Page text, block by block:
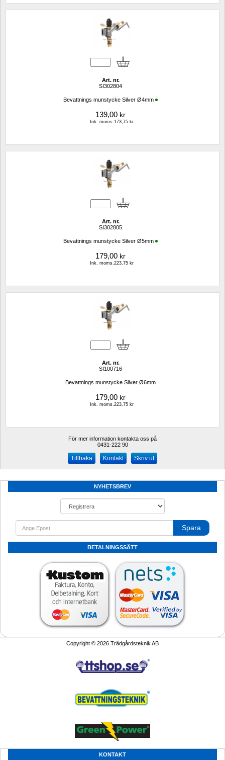
Art. nr.
SI302804
Bevattnings munstycke Silver Ø4mm
139,00 kr
Ink. moms.173,75 kr
Art. nr.
SI302805
Bevattnings munstycke Silver Ø5mm
179,00 kr
Ink. moms.223,75 kr
Art. nr.
SI100716
Bevattnings munstycke Silver Ø6mm
179,00 kr
Ink. moms.223,75 kr
För mer information kontakta oss på
0431-222 90
Kontakt Skriv ut
NYHETSBREV
Spara
BETALNINGSSÄTT
Copyright © 2026 Trädgårdsteknik AB
KONTAKT